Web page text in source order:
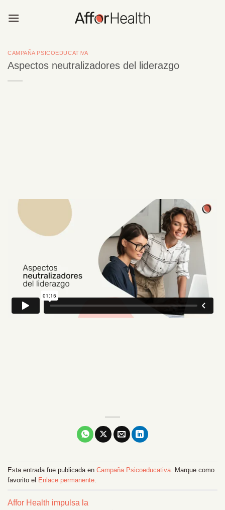
CAMPAÑA PSICOEDUCATIVA
Aspectos neutralizadores del liderazgo
Esta entrada fue publicada en Campaña Psicoeducativa . Marque como
favorito el Enlace permanente
Affor Health impulsa la